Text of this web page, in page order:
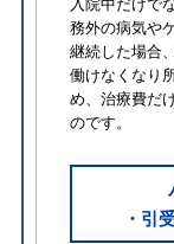
入院中だけで
務外の病気や
継続した場合
働けなくなり
め、治療費だ
のです。
・引